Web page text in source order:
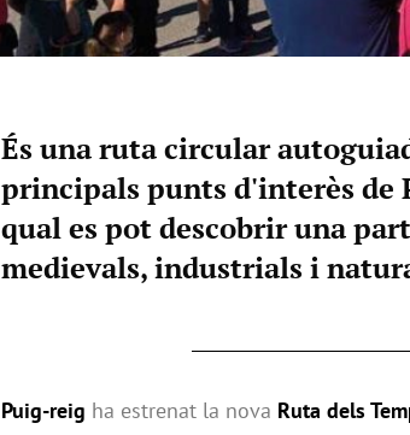
És una ruta circular
principals punts d'interès de
qual es pot descobrir una
medievals, industrials i
Puig-reig ha estrenat la nova Ruta dels